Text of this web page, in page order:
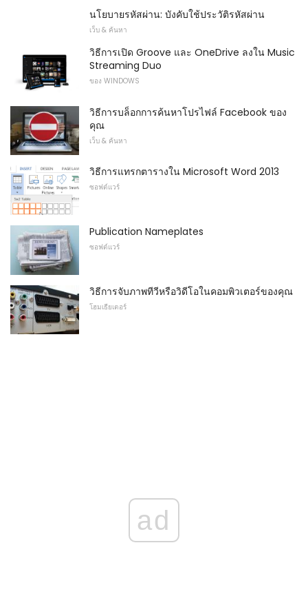
นโยบายรหัสผ่าน: บังคับใช้ประวัติรหัสผ่าน
เว็บ & ค้นหา
วิธีการเปิด Groove และ OneDrive ลงใน Music
Streaming Duo
ของ WINDOWS
วิธีการบล็อกการค้นหาโปรไฟล์ Facebook ของ
คุณ
เว็บ & ค้นหา
วิธีการแทรกตารางใน Microsoft Word 2013
ซอฟต์แวร์
Publication Nameplates
ซอฟต์แวร์
วิธีการจับภาพทีวีหรือวิดีโอในคอมพิวเตอร์ของคุณ
โฮมเธียเตอร์
ad